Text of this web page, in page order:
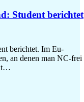
Student berichtet
berichtet. Im Eu-
an denen man NC-frei